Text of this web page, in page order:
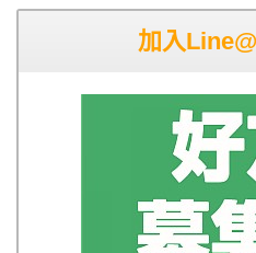
加入